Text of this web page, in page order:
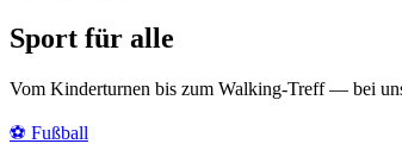
Sport für alle
Vom Kinderturnen bis zum Walking-Treff — bei
⚽ Fußball